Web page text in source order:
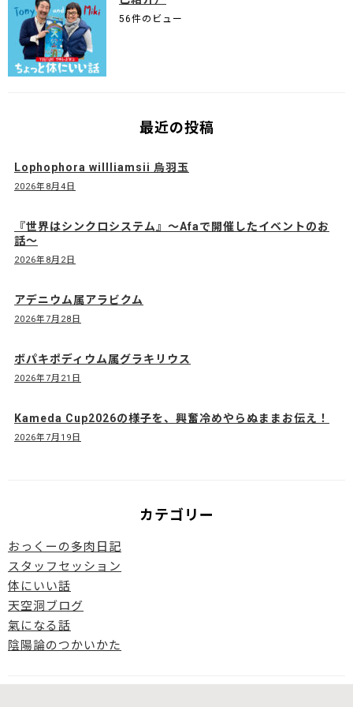
56件のビュー
最近の投稿
Lophophora willliamsii 烏羽玉
2026年8月4日
『世界はシンクロシステム』〜Afaで開催したイベントのお
話〜
2026年8月2日
アデニウム属アラビクム
2026年7月28日
ボパキポディウム属グラキリウス
2026年7月21日
Kameda Cup2026の様子を、興奮冷めやらぬままお伝え！
2026年7月19日
カテゴリー
おっくーの多肉日記
スタッフセッション
体にいい話
天空洞ブログ
氣になる話
陰陽論のつかいかた